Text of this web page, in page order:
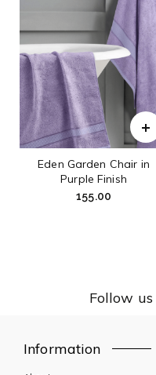
Eden Garden Chair in
Purple Finish
155.00
Follow us
Information